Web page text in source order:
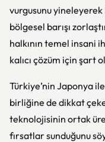
vurgusunu yineleyerek
bölgesel barışı
halkının temel insani
kalıcı çözüm için şart
Türkiye’nin Japonya
birliğine de dikkat
teknolojisinin ortak
fırsatlar sunduğunu